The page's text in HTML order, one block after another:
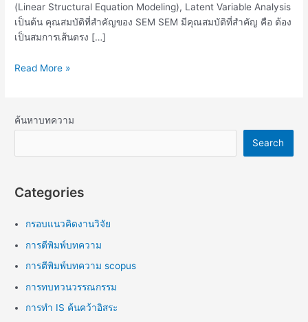
(Linear Structural Equation Modeling), Latent Variable Analysis
เป็นต้น คุณสมบัติที่สำคัญของ SEM SEM มีคุณสมบัติที่สำคัญ คือ ต้อง
เป็นสมการเส้นตรง […]
Read More »
ค้นหาบทความ
Search
Categories
กรอบแนวคิดงานวิจัย
การตีพิมพ์บทความ
การตีพิมพ์บทความ scopus
การทบทวนวรรณกรรม
การทำ IS ค้นคว้าอิสระ